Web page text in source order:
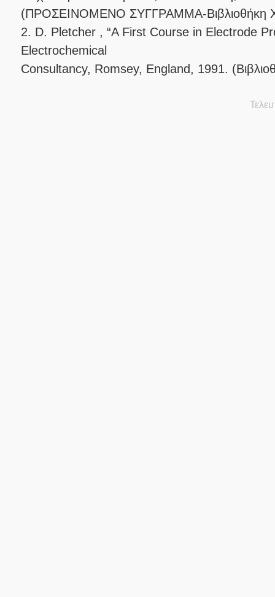
(ΠΡΟΣΕΙΝΟΜΕΝΟ ΣΥΓΓΡΑΜΜΑ-Βιβλιοθήκη
2. D. Pletcher , “A First Course in Electrode
Electrochemical
Consultancy, Romsey, England, 1991.